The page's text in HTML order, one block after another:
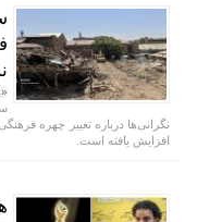
نگرانی‌ها درباره تغییر چهره
افزایش یافته است.